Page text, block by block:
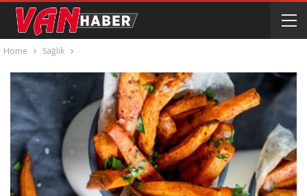
Home Sağlık